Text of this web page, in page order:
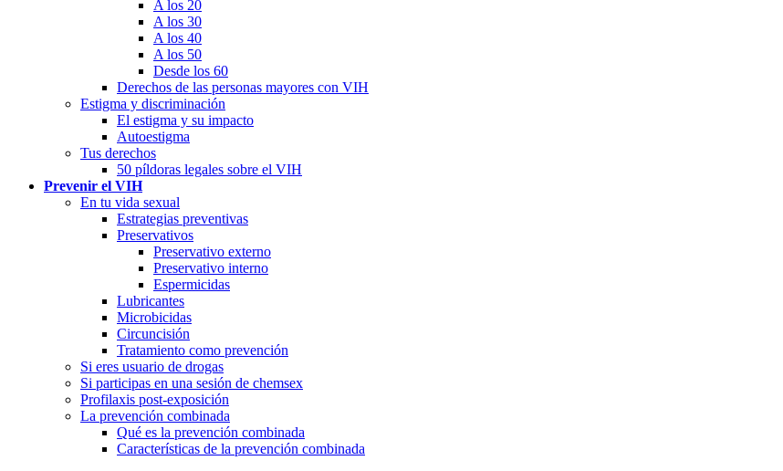
A los 20
A los 30
A los 40
A los 50
Desde los 60
Derechos de las personas mayores con VIH
Estigma y discriminación
El estigma y su impacto
Autoestigma
Tus derechos
50 píldoras legales sobre el VIH
Prevenir el VIH
En tu vida sexual
Estrategias preventivas
Preservativos
Preservativo externo
Preservativo interno
Espermicidas
Lubricantes
Microbicidas
Circuncisión
Tratamiento como prevención
Si eres usuario de drogas
Si participas en una sesión de chemsex
Profilaxis post-exposición
La prevención combinada
Qué es la prevención combinada
Características de la prevención combinada